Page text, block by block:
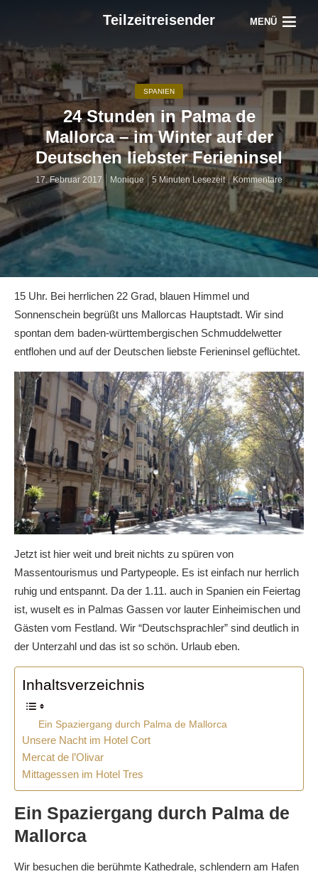
Teilzeitreisender MENÜ
SPANIEN
24 Stunden in Palma de
Mallorca – im Winter auf der
Deutschen liebster Ferieninsel
17. Februar 2017 Monique 5 Minuten Lesezeit Kommentare
15 Uhr. Bei herrlichen 22 Grad, blauen Himmel und
Sonnenschein begrüßt uns Mallorcas Hauptstadt. Wir sind
spontan dem baden-württembergischen Schmuddelwetter
entflohen und auf der Deutschen liebste Ferieninsel geflüchtet.
Jetzt ist hier weit und breit nichts zu spüren von
Massentourismus und Partypeople. Es ist einfach nur herrlich
ruhig und entspannt. Da der 1.11. auch in Spanien ein Feiertag
ist, wuselt es in Palmas Gassen vor lauter Einheimischen und
Gästen vom Festland. Wir “Deutschsprachler” sind deutlich in
der Unterzahl und das ist so schön. Urlaub eben.
Inhaltsverzeichnis
Ein Spaziergang durch Palma de Mallorca
Unsere Nacht im Hotel Cort
Mercat de l’Olivar
Mittagessen im Hotel Tres
Ein Spaziergang durch Palma de
Mallorca
Wir besuchen die berühmte Kathedrale, schlendern am Hafen